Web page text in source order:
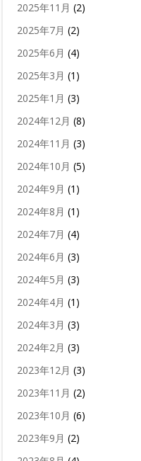
2025年11月 (2)
2025年7月 (2)
2025年6月 (4)
2025年3月 (1)
2025年1月 (3)
2024年12月 (8)
2024年11月 (3)
2024年10月 (5)
2024年9月 (1)
2024年8月 (1)
2024年7月 (4)
2024年6月 (3)
2024年5月 (3)
2024年4月 (1)
2024年3月 (3)
2024年2月 (3)
2023年12月 (3)
2023年11月 (2)
2023年10月 (6)
2023年9月 (2)